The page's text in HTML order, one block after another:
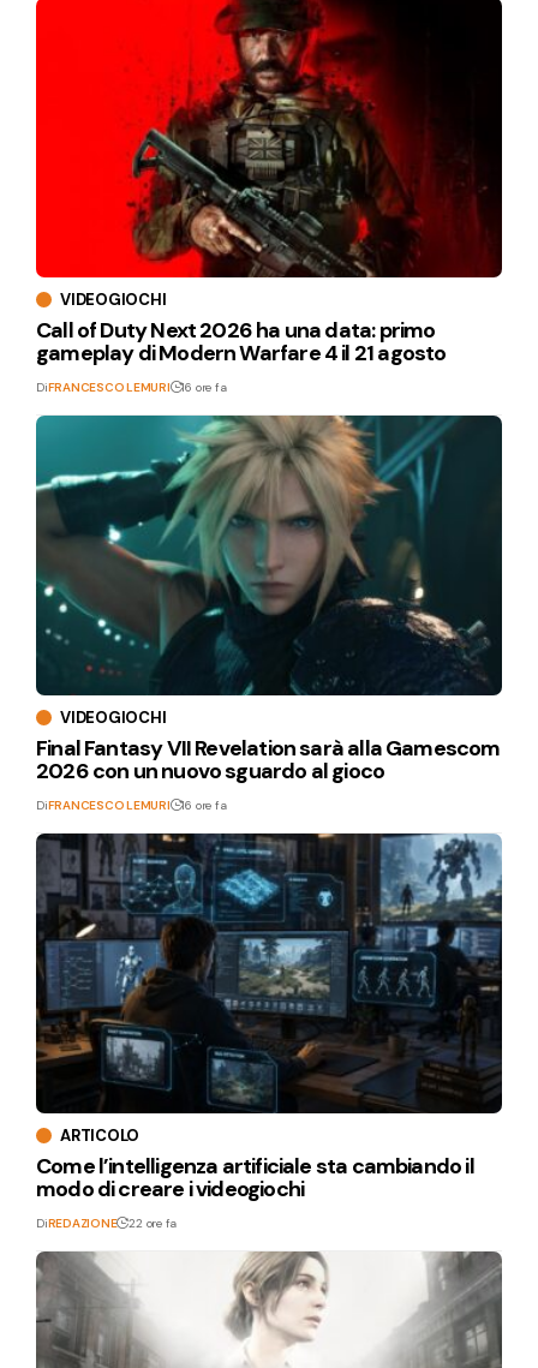
VIDEOGIOCHI
Call of Duty Next 2026 ha una data: primo
gameplay di Modern Warfare 4 il 21 agosto
DiFRANCESCO LEMURI 16 ore fa
VIDEOGIOCHI
Final Fantasy VII Revelation sarà alla Gamescom
2026 con un nuovo sguardo al gioco
DiFRANCESCO LEMURI 16 ore fa
ARTICOLO
Come l’intelligenza artificiale sta cambiando il
modo di creare i videogiochi
DiREDAZIONE 22 ore fa